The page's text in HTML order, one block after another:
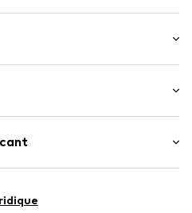
éclair
flag
la anse : Sangle longue /
(Nylon®)